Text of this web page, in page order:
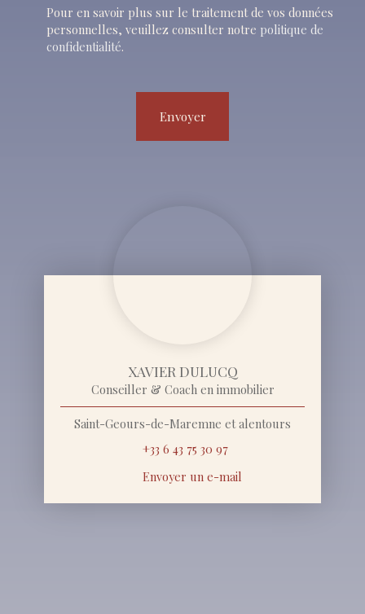
Pour en savoir plus sur le traitement de vos données
personnelles, veuillez consulter notre politique de
confidentialité.
Envoyer
XAVIER DULUCQ
Conseiller & Coach en immobilier
Saint-Geours-de-Maremne et alentours
+33 6 43 75 30 97
Envoyer un e-mail